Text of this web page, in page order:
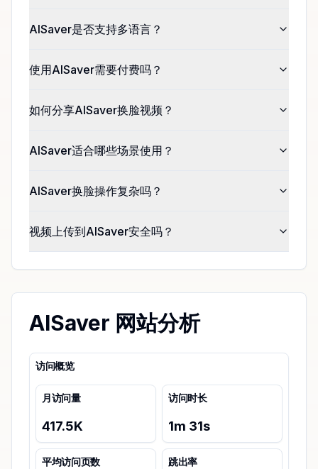
AISaver是否支持多语言？
使用AISaver需要付费吗？
如何分享AISaver换脸视频？
AISaver适合哪些场景使用？
AISaver换脸操作复杂吗？
视频上传到AISaver安全吗？
AISaver 网站分析
访问概览
月访问量
417.5K
访问时长
1m 31s
平均访问页数 跳出率